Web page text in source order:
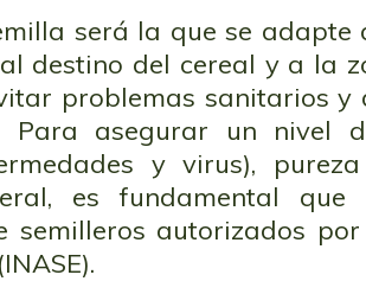
será la que se
destino del cereal y a la
problemas sanitarios y
Para asegurar un nivel
y virus),
es fundamental
semilleros autorizados